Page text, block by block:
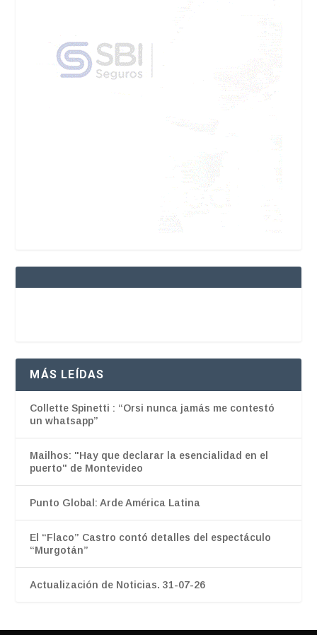
MÁS LEÍDAS
Collette Spinetti : “Orsi nunca jamás me contestó
un whatsapp”
Mailhos: "Hay que declarar la esencialidad en el
puerto" de Montevideo
Punto Global: Arde América Latina
El “Flaco” Castro contó detalles del espectáculo
“Murgotán”
Actualización de Noticias. 31-07-26